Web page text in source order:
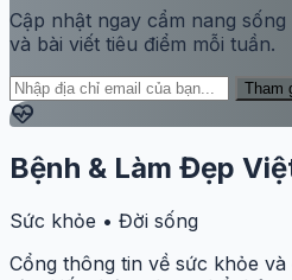
Cập nhật ngay cẩm nang
và bài viết tiêu điểm mỗi tuần.
Tham
ecg_heart
Bệnh & Làm Đẹp
Sức khỏe • Đời sống
Cổng thông tin về sức khỏe